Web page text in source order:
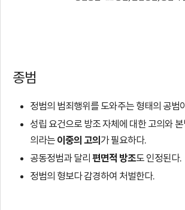
범
종범
정범의 범죄행위를 도와주는 형태의 공범
성립 요건으로 방조 자체에 대한 고의와
의라는 이중의 고의 가 필요하다.
공동정범과 달리 편면적 방조도 인정된다.
정범의 형보다 감경하여 처벌한다.